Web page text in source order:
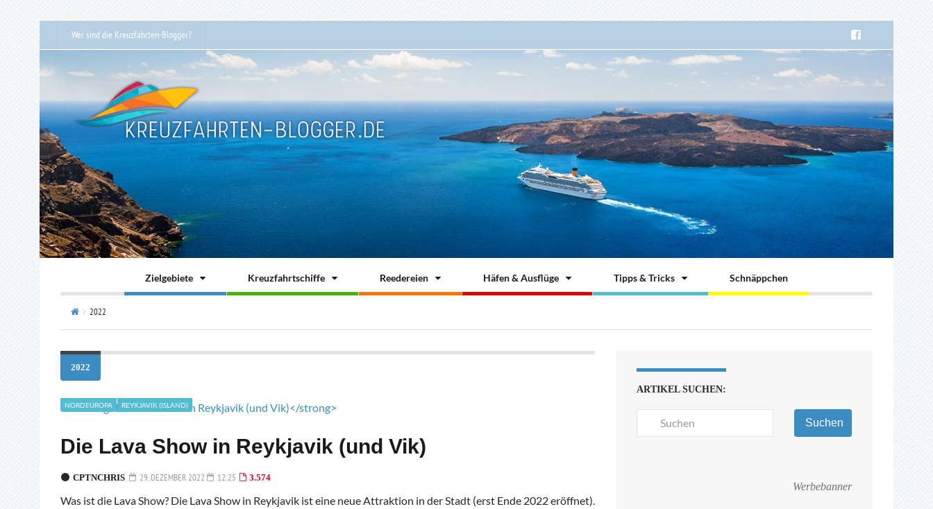
Wer sind die Kreuzfahrten-Blogger?
Zielgebiete Kreuzfahrtschiffe Reedereien Häfen & Ausflüge Tipps & Tricks Schnäppchen
2022
2022
NORDEUROPA REYKJAVIK (ISLAND)
Die Lava Show in Reykjavik (und Vik)
CPTNCHRIS 29. DEZEMBER 2022 12:25 3.574
Was ist die Lava Show? Die Lava Show in Reykjavik ist eine neue Attraktion in der Stadt (erst Ende 2022 eröffnet).
ARTIKEL SUCHEN:
Suchen
Werbebanner